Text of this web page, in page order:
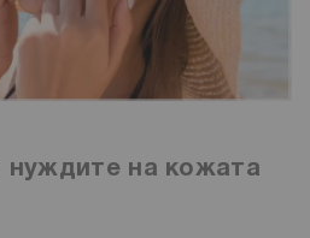
нуждите на кожата